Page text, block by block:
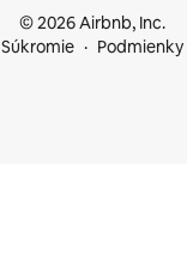
© 2026 Airbnb, Inc.
Súkromie
Podmienky